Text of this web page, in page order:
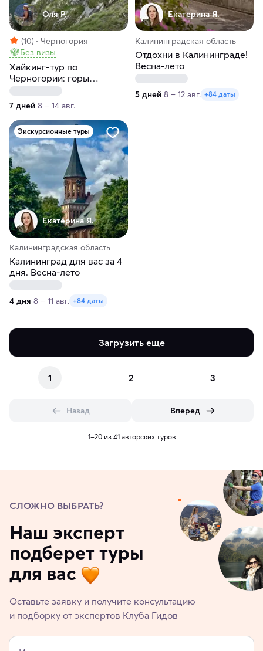
Оля Р.
(10)
Черногория
Без визы
Хайкинг-тур по
Черногории: горы
Дурмитора и Проклетия,
средневековые города и
море
7 дней 8 – 14 авг.
Екатерина Я.
Калининградская область
Отдохни в Калининграде!
Весна-лето
5 дней 8 – 12 авг. +84 даты
Экскурсионные туры
Екатерина Я.
Калининградская область
Калининград для вас за 4
дня. Весна-лето
4 дня 8 – 11 авг. +84 даты
Загрузить еще
1 2 3
Назад Вперед
1–20 из 41 авторских туров
СЛОЖНО ВЫБРАТЬ?
Наш эксперт
подберет туры
для вас
Оставьте заявку и получите консультацию
и подборку от экспертов Клуба Гидов